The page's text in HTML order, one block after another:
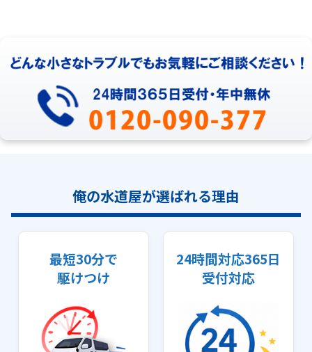
俺の水道屋が選ばれる理由
最短30分で
駆けつけ
24時間対応365日
受付対応